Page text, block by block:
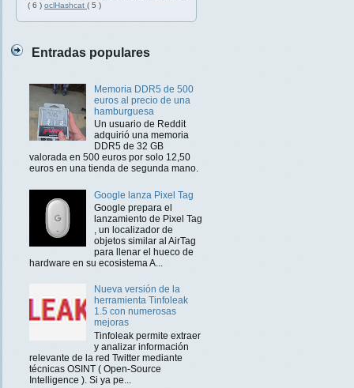
( 6 ) oclHashcat ( 5 )
Entradas populares
Memoria DDR5 de 500
euros al precio de una
hamburguesa
Un usuario de Reddit
adquirió una memoria
DDR5 de 32 GB
valorada en 500 euros por solo 12,50
euros en una tienda de segunda mano.
Google lanza Pixel Tag
Google prepara el
lanzamiento de Pixel Tag
, un localizador de
objetos similar al AirTag
para llenar el hueco de
hardware en su ecosistema A...
Nueva versión de la
herramienta Tinfoleak
1.5 con numerosas
mejoras
Tinfoleak permite extraer
y analizar información
relevante de la red Twitter mediante
técnicas OSINT ( Open-Source
Intelligence ). Si ya pe...